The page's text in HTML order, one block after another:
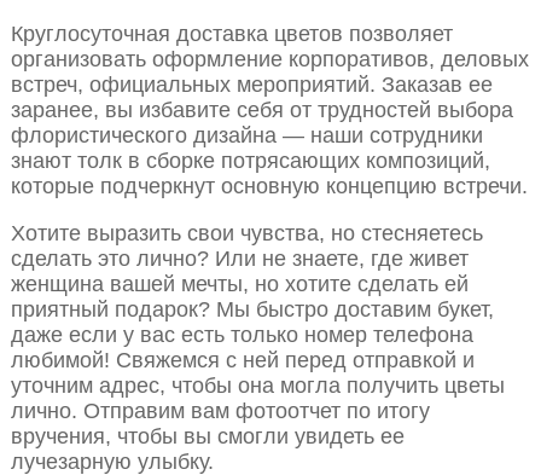
Круглосуточная доставка цветов позволяет
организовать оформление корпоративов, деловых
встреч, официальных мероприятий. Заказав ее
заранее, вы избавите себя от трудностей выбора
флористического дизайна — наши сотрудники
знают толк в сборке потрясающих композиций,
которые подчеркнут основную концепцию встречи.
Хотите выразить свои чувства, но стесняетесь
сделать это лично? Или не знаете, где живет
женщина вашей мечты, но хотите сделать ей
приятный подарок? Мы быстро доставим букет,
даже если у вас есть только номер телефона
любимой! Свяжемся с ней перед отправкой и
уточним адрес, чтобы она могла получить цветы
лично. Отправим вам фотоотчет по итогу
вручения, чтобы вы смогли увидеть ее
лучезарную улыбку.